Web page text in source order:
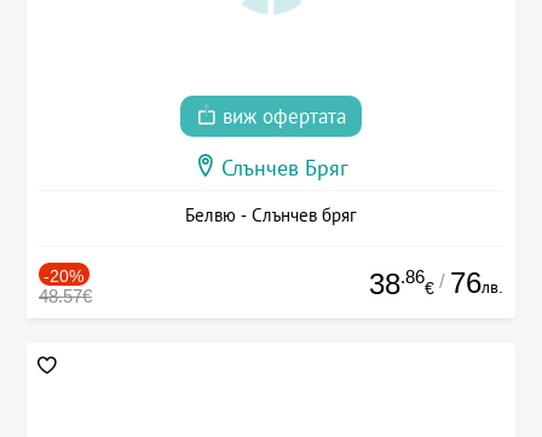
виж офертата
Слънчев Бряг
Белвю - Слънчев бряг
-20%
48.57€ 38.86
€ / 76лв.